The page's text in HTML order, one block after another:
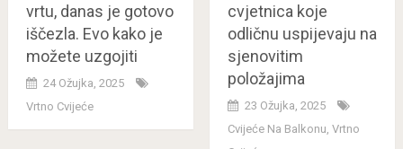
vrtu, danas je gotovo
iščezla. Evo kako je
možete uzgojiti
24 Ožujka, 2025
Vrtno Cvijeće
cvjetnica koje
odličnu uspijevaju na
sjenovitim
položajima
23 Ožujka, 2025
Cvijeće Na Balkonu Vrtno